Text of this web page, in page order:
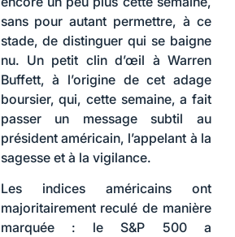
sans pour autant permettre, à ce
stade, de distinguer qui se baigne
nu. Un petit clin d’œil à Warren
Buffett, à l’origine de cet adage
boursier, qui, cette semaine, a fait
passer un message subtil au
président américain, l’appelant à la
sagesse et à la vigilance.
Les indices américains ont
majoritairement reculé de manière
marquée : le S&P 500 a